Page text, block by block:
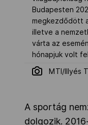
Budapesten
megkezdődött
illetve a
várta az
hónapjuk volt
MTI/Illyés
A sportág
dolgozik.